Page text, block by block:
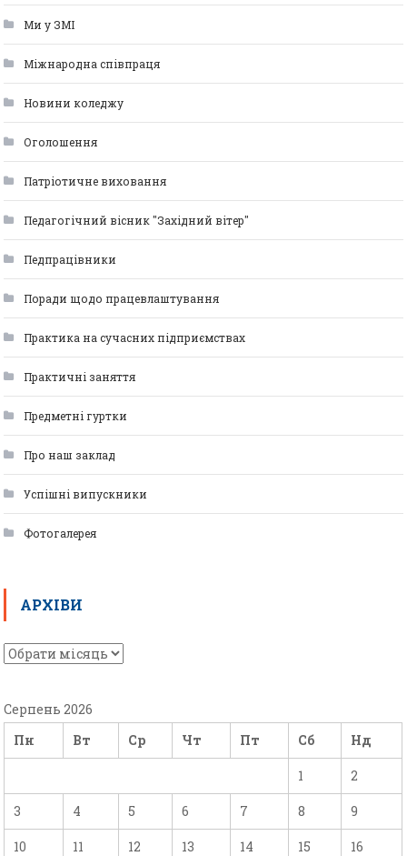
Ми у ЗМІ
Міжнародна співпраця
Новини коледжу
Оголошення
Патріотичне виховання
Педагогічний вісник "Західний вітер"
Педпрацівники
Поради щодо працевлаштування
Практика на сучасних підприємствах
Практичні заняття
Предметні гуртки
Про наш заклад
Успішні випускники
Фотогалерея
АРХІВИ
Серпень 2026
Пн
Вт Ср Чт Пт Сб Нд
1 2
3 4 5 6 7 8 9
10 11 12 13 14 15 16